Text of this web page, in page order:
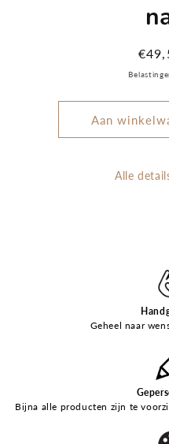
prijs
Aan
Alle
Geheel naar
Bijna alle producten zijn te